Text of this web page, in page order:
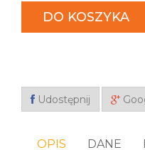
DO KOSZYKA
Udostępnij
OPIS DANE